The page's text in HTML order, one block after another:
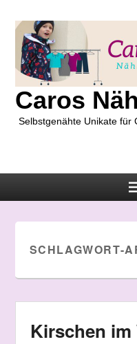
Caros
Selbstgenähte Unikate für
SCHLAGWORT-
Kirschen